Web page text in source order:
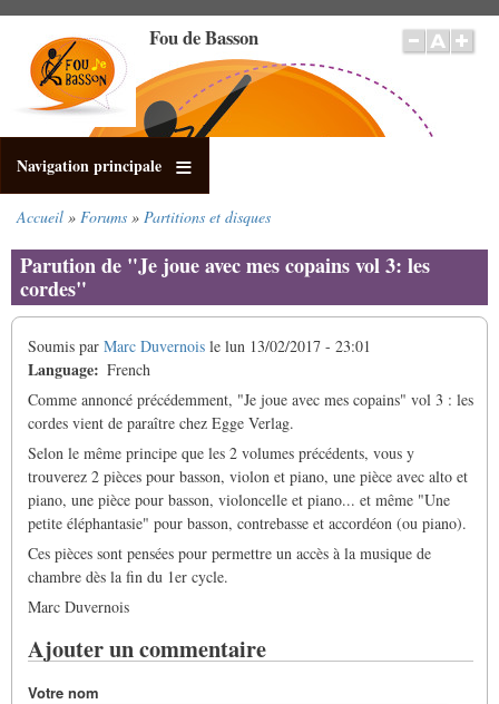
contenu
principal
Fou de Basson
Navigation principale
d'Ariane
Accueil Forums Partitions et disques
Parution de "Je joue avec mes copains vol 3: les
cordes"
Soumis par Marc Duvernois le lun 13/02/2017 - 23:01
Language
French
Comme annoncé précédemment, "Je joue avec mes copains" vol 3 : les
cordes vient de paraître chez Egge Verlag.
Selon le même principe que les 2 volumes précédents, vous y
trouverez 2 pièces pour basson, violon et piano, une pièce avec alto et
piano, une pièce pour basson, violoncelle et piano... et même "Une
petite éléphantasie" pour basson, contrebasse et accordéon (ou piano).
Ces pièces sont pensées pour permettre un accès à la musique de
chambre dès la fin du 1er cycle.
Marc Duvernois
Ajouter un commentaire
Votre nom